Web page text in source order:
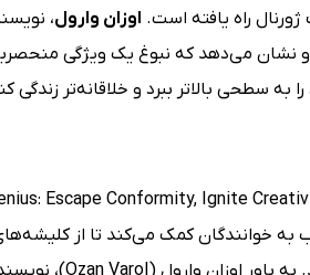
راه یافته است. اوزان وارول،
می‌دهد که نبوغ یک ویژگی
به سطحی بالاتر ببرد و خلاقانه‌تر زندگی
خوانندگان کمک می‌کند تا از